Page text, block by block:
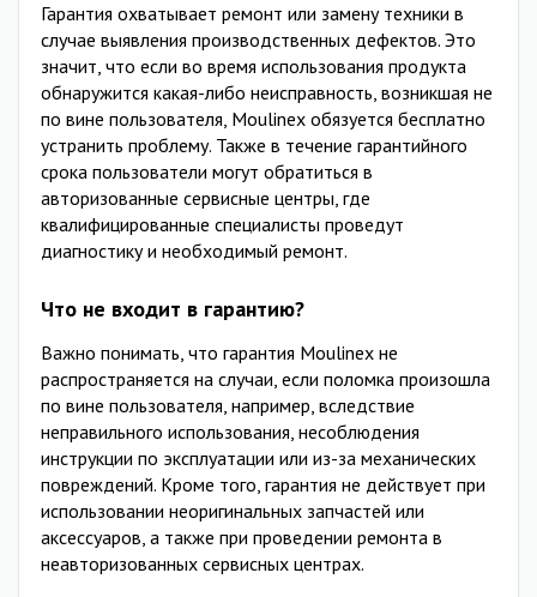
Гарантия охватывает ремонт или замену техники в
случае выявления производственных дефектов. Это
значит, что если во время использования продукта
обнаружится какая-либо неисправность, возникшая не
по вине пользователя, Moulinex обязуется бесплатно
устранить проблему. Также в течение гарантийного
срока пользователи могут обратиться в
авторизованные сервисные центры, где
квалифицированные специалисты проведут
диагностику и необходимый ремонт.
Что не входит в гарантию?
Важно понимать, что гарантия Moulinex не
распространяется на случаи, если поломка произошла
по вине пользователя, например, вследствие
неправильного использования, несоблюдения
инструкции по эксплуатации или из-за механических
повреждений. Кроме того, гарантия не действует при
использовании неоригинальных запчастей или
аксессуаров, а также при проведении ремонта в
неавторизованных сервисных центрах.